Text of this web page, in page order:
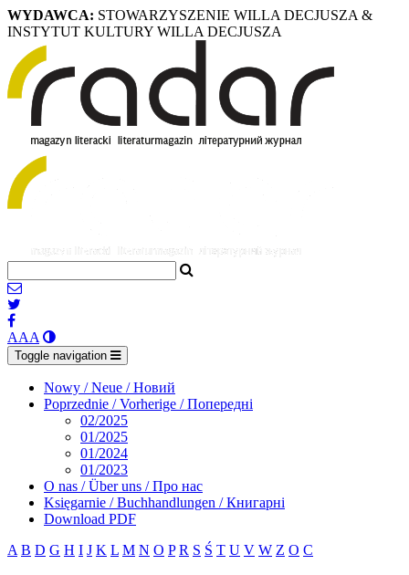
WYDAWCA: STOWARZYSZENIE WILLA DECJUSZA &
INSTYTUT KULTURY WILLA DECJUSZA
AAA
Toggle navigation
Nowy / Neue / Новий
Poprzednie / Vorherige / Попередні
02/2025
01/2025
01/2024
01/2023
O nas / Über uns / Про нас
Księgarnie / Buchhandlungen / Книгарні
Download PDF
A B D G H I J K L M N O P R S Ś T U V W Z О С